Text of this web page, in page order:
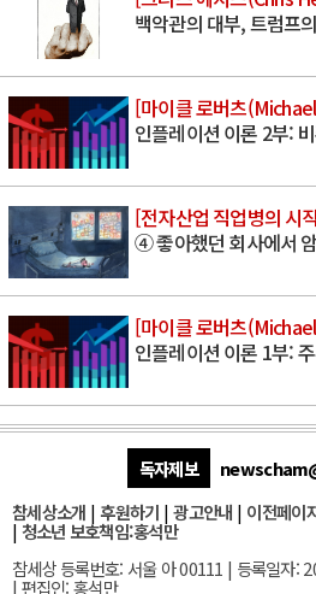
백악관의 대부, 트럼프
[마이클 로버츠
인플레이션 이론 2부:
[전자산업 직업병의 시
④ 좋아했던 회사에서
[마이클 로버츠
인플레이션 이론 1부:
독자제보
참세상소개 | 후원하기 |광고안내 | 이전페이
| 청소년 보호책임:홍석만
참세상 등록번호: 서울 아 00111 | 등록일자:
| 편집인: 홍석만